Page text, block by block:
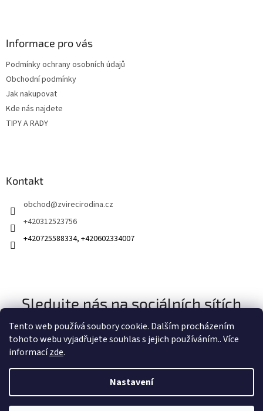
Tento web používá soubory cookie. Dalším procházením
tohoto webu vyjadřujete souhlas s jejich používáním.. Více
informacízde.
Nastavení
Informace pro vás
Podmínky ochrany osobních údajů
Obchodní podmínky
Jak nakupovat
Kde nás najdete
TIPY A RADY
Kontakt
obchod@zvirecirodina.cz
+420312523756
+420725588334, +420602334007
Sledujte nás na sociálních sítích
Vytvořil Shoptet